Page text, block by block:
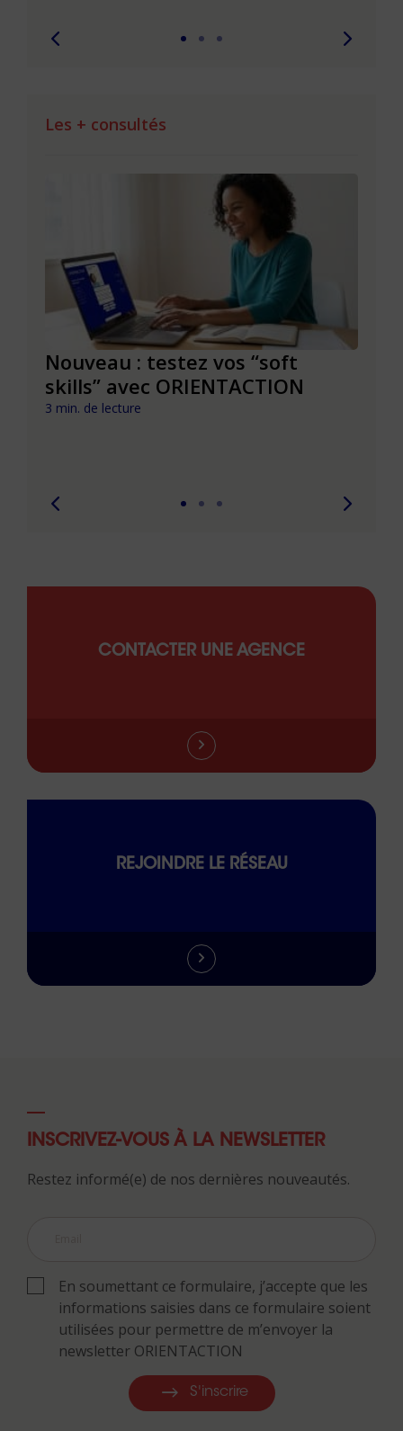
Les + consultés
Nouveau : testez vos “soft
skills” avec ORIENTACTION
3 min. de lecture
CONTACTER UNE AGENCE
REJOINDRE LE RÉSEAU
INSCRIVEZ-VOUS À LA NEWSLETTER
Restez informé(e) de nos dernières nouveautés.
En soumettant ce formulaire, j’accepte que les
informations saisies dans ce formulaire soient
utilisées pour permettre de m’envoyer la
newsletter ORIENTACTION
S'inscrire